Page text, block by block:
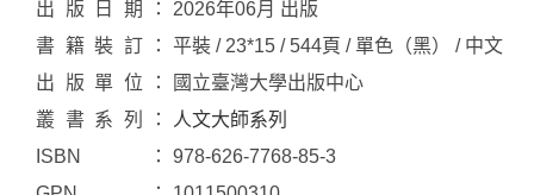
出版日期
2026年06月 出版
書籍裝訂
平裝 / 23*15 / 544頁 / 單色（黑） / 中文
出版單位
國立臺灣大學出版中心
叢書系列
人文大師系列
ISBN
978-626-7768-85-3